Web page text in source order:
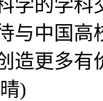
学的学科
与中国高
造更多有
)